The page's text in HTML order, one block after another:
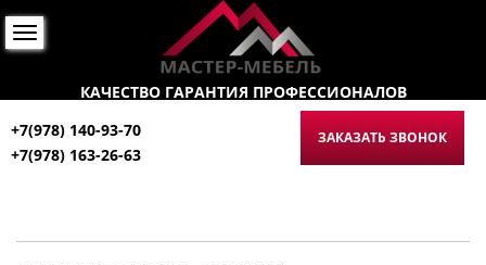
КАЧЕСТВО ГАРАНТИЯ ПРОФЕССИОНАЛОВ
+7(978) 140-93-70
+7(978) 163-26-63
ЗАКАЗАТЬ ЗВОНОК